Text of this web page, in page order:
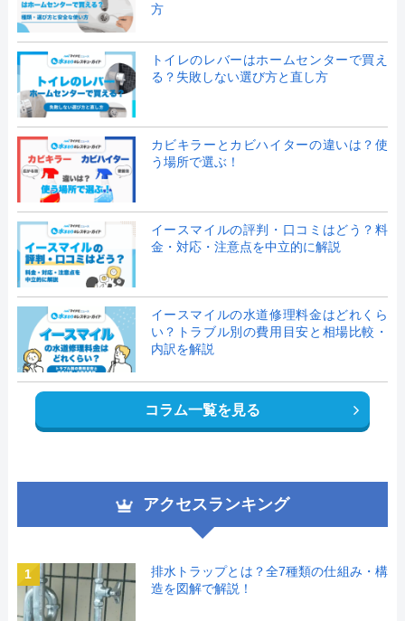
方
トイレのレバーはホームセンターで買え
る？失敗しない選び方と直し方
カビキラーとカビハイターの違いは？使
う場所で選ぶ！
イースマイルの評判・口コミはどう？料
金・対応・注意点を中立的に解説
イースマイルの水道修理料金はどれくら
い？トラブル別の費用目安と相場比較・
内訳を解説
コラム一覧を見る
アクセスランキング
1
排水トラップとは？全7種類の仕組み・構
造を図解で解説！